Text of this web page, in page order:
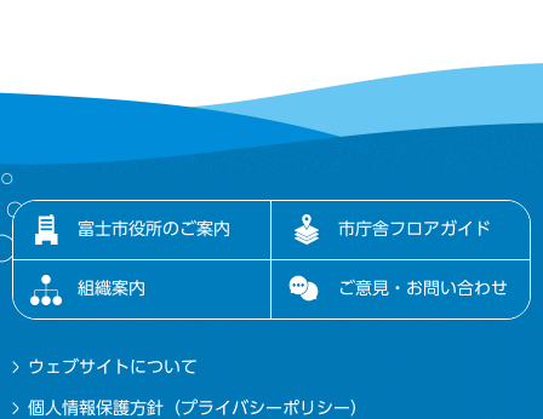
富士市役所のご案内 市庁舎フロアガイド
組織案内 ご意見・お問い合わせ
ウェブサイトについて
個人情報保護方針（プライバシーポリシー）